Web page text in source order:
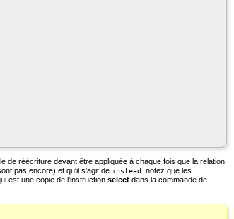
de réécriture devant être appliquée à chaque fois que la relation
pas encore) et qu'il s'agit de instead
. notez que les
est une copie de l'instruction select dans la commande de